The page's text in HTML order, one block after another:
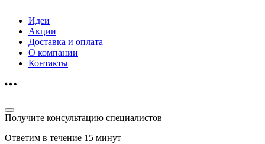
Идеи
Акции
Доставка и оплата
О компании
Контакты
Получите консультацию специалистов
Ответим в течение 15 минут